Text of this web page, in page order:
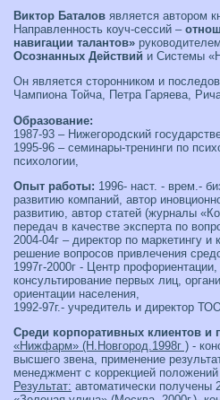
Виктор Баталов является автором
Направленность коуч-сессий –
навигации талантов»
Осознанных Действий и Системы
Он является сторонником и
Чампиона Тойча, Петра Гаряева,
Образование:
1987-93 – Нижегородский
1995-96 – семинары-тренинги по
психологии,
Опыт работы: 1996- наст. - врем.-
развитию компаний, автор
развитию, автор статей (журналы
передач в качестве эксперта по
2004-04г – директор по маркетингу
решение вопросов привлечения
1997г-2000г - Центр
консультирование первых лиц,
ориентации населения,
1992-97г.- учредитель и директор
Среди корпоративных клиентов и
«Нижфарм» (Н.Новгород.1998г ) -
высшего звена, применение
менеджмент с коррекцией положений
Результат: автоматически получены